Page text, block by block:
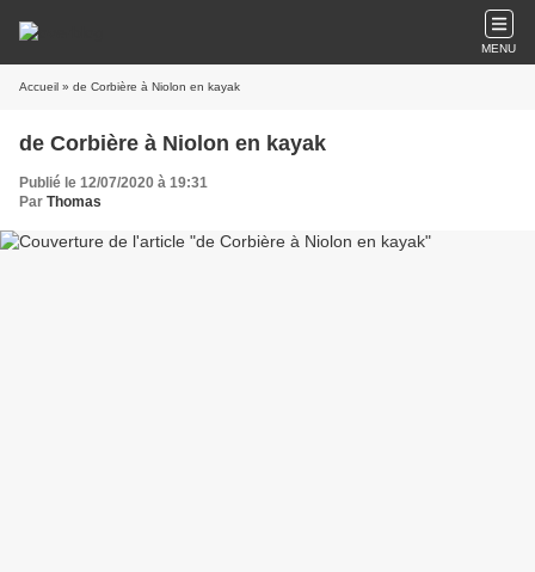
MENU
Accueil » de Corbière à Niolon en kayak
de Corbière à Niolon en kayak
Publié le 12/07/2020 à 19:31
Par Thomas